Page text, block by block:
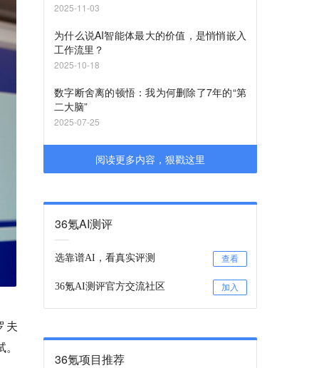
夫
2025-11-03
为什么说AI智能体最大的价值，是悄悄嵌入
工作流里？
2025-10-18
数字断舍离的顿悟：我为何删除了7年的“第
二大脑”
2025-07-25
阅读更多内容，狠戳这里
36氪AI测评
选靠谱AI，看真实评测 查看
36氪AI测评官方交流社区 加入
36氪项目推荐